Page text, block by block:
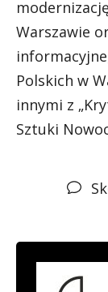
Warszawie
Polskich w
innymi z
Sztuki